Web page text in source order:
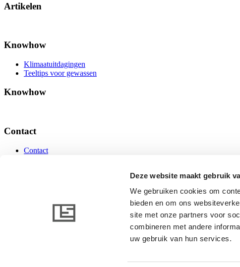
Deze website maakt gebruik
We gebruiken cookies om
bieden en om ons
site met onze partners voor
combineren met andere
uw gebruik van hun services.
Artikelen
Knowhow
Klimaatuitdagingen
Teeltips voor gewassen
Knowhow
Contact
Contact
www.linkedin.com www.youtube.com
© 2026 AB Ludvig Svensson. Alle rechten voorbehouden.